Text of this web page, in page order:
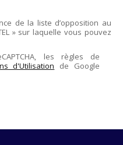
de la liste d’opposition au
» sur laquelle vous pouvez
les règles de
d'Utilisation de Google